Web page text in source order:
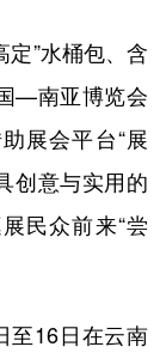
”水桶包、含
—南亚博览会
展会平台“展
创意与实用的
民众前来“尝
16日在云南